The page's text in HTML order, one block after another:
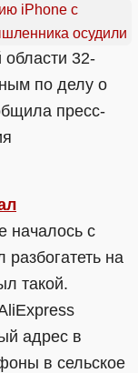
32-
по делу о
пресс-
началось с
на
такой.
адрес в
в сельское